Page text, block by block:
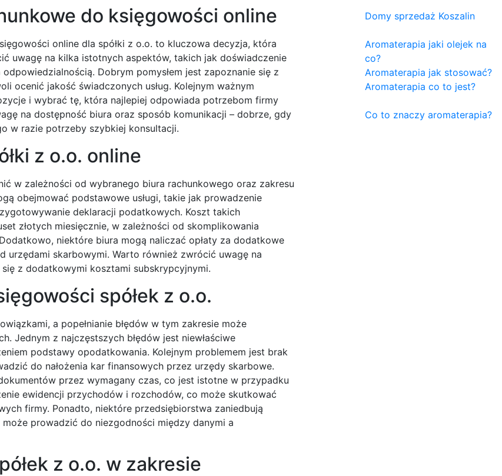
do księgowości online
online dla spółki z o.o. to kluczowa decyzja, która
uwagę na kilka istotnych aspektów, takich jak doświadczenie
Dobrym pomysłem jest zapoznanie się z
ocenić jakość świadczonych usług. Kolejnym ważnym
i wybrać tę, która najlepiej odpowiada potrzebom firmy
na dostępność biura oraz sposób komunikacji – dobrze, gdy
w razie potrzeby szybkiej konsultacji.
z o.o. online
w zależności od wybranego biura rachunkowego oraz zakresu
obejmować podstawowe usługi, takie jak prowadzenie
deklaracji podatkowych. Koszt takich
złotych miesięcznie, w zależności od skomplikowania
niektóre biura mogą naliczać opłaty za dodatkowe
urzędami skarbowymi. Warto również zwrócić uwagę na
z dodatkowymi kosztami subskrypcyjnymi.
spółek z o.o.
a popełnianie błędów w tym zakresie może
Jednym z najczęstszych błędów jest niewłaściwe
podstawy opodatkowania. Kolejnym problemem jest brak
do nałożenia kar finansowych przez urzędy skarbowe.
przez wymagany czas, co jest istotne w przypadku
ewidencji przychodów i rozchodów, co może skutkować
firmy. Ponadto, niektóre przedsiębiorstwa zaniedbują
prowadzić do niezgodności między danymi a
z o.o. w zakresie
Domy sprzedaż Koszalin
Aromaterapia jaki olejek na
co?
Aromaterapia jak stosować?
Aromaterapia co to jest?
Co to znaczy aromaterapia?